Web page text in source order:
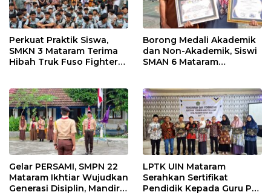
Perkuat Praktik Siswa,
SMKN 3 Mataram Terima
Hibah Truk Fuso Fighter
Borong Medali Akademik
dan Non-Akademik, Siswi
SMAN 6 Mataram
Gelar PERSAMI, SMPN 22
Mataram Ikhtiar Wujudkan
Generasi Disiplin, Mandiri
LPTK UIN Mataram
Serahkan Sertifikat
Pendidik Kepada Guru PAI